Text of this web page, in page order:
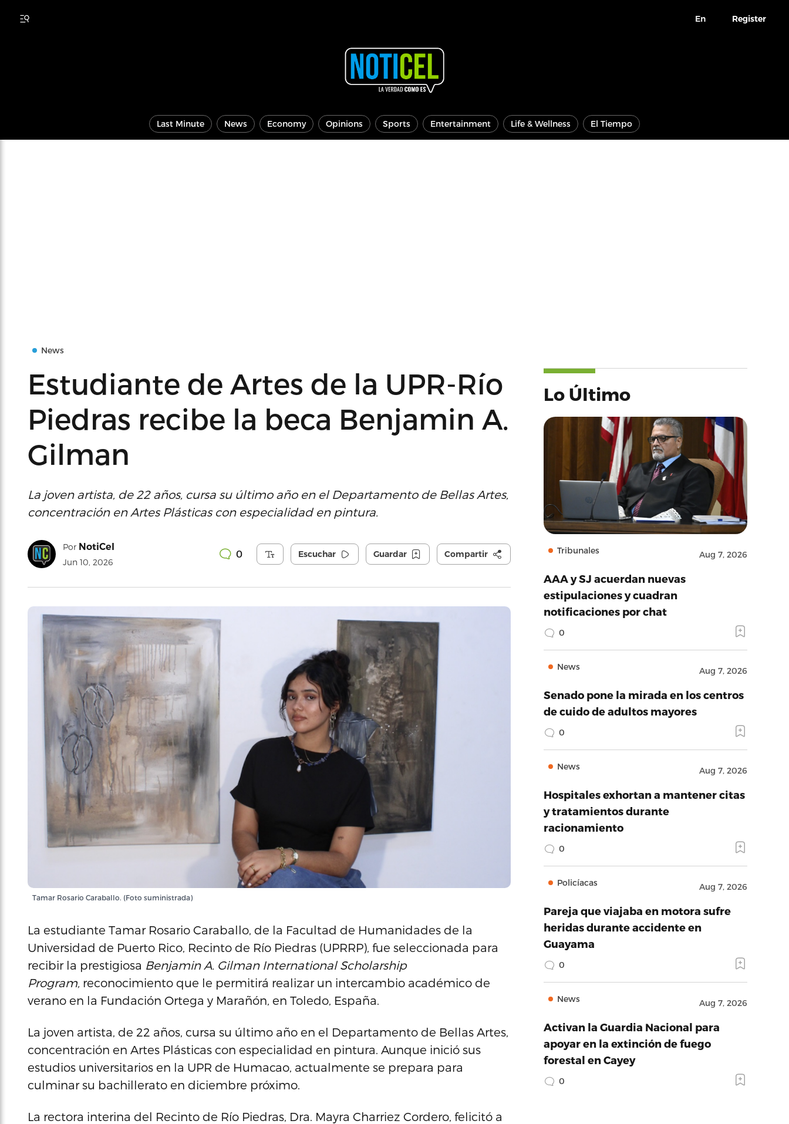
En Register
Last Minute News Economy Opinions Sports Entertainment Life & Wellness El Tiempo
News
Estudiante de Artes de la UPR-Río
Piedras recibe la beca Benjamin A.
Gilman
La joven artista, de 22 años, cursa su último año en el Departamento de Bellas Artes,
concentración en Artes Plásticas con especialidad en pintura.
Por NotiCel
Jun 10, 2026
0 Escuchar Guardar Compartir
Tamar Rosario Caraballo. (Foto suministrada)
La estudiante Tamar Rosario Caraballo, de la Facultad de Humanidades de la
Universidad de Puerto Rico, Recinto de Río Piedras (UPRRP), fue seleccionada para
recibir la prestigiosa Benjamin A. Gilman International Scholarship
Program, reconocimiento que le permitirá realizar un intercambio académico de
verano en la Fundación Ortega y Marañón, en Toledo, España.
La joven artista, de 22 años, cursa su último año en el Departamento de Bellas Artes,
concentración en Artes Plásticas con especialidad en pintura. Aunque inició sus
estudios universitarios en la UPR de Humacao, actualmente se prepara para
culminar su bachillerato en diciembre próximo.
La rectora interina del Recinto de Río Piedras, Dra. Mayra Charriez Cordero, felicitó a
Lo Último
Tribunales Aug 7, 2026
AAA y SJ acuerdan nuevas
estipulaciones y cuadran
notificaciones por chat
0
News Aug 7, 2026
Senado pone la mirada en los centros
de cuido de adultos mayores
0
News Aug 7, 2026
Hospitales exhortan a mantener citas
y tratamientos durante
racionamiento
0
Policíacas Aug 7, 2026
Pareja que viajaba en motora sufre
heridas durante accidente en
Guayama
0
News Aug 7, 2026
Activan la Guardia Nacional para
apoyar en la extinción de fuego
forestal en Cayey
0